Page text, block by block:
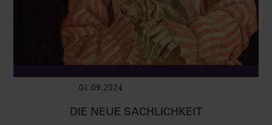
01.09.2024
DIE NEUE SACHLICHKEIT